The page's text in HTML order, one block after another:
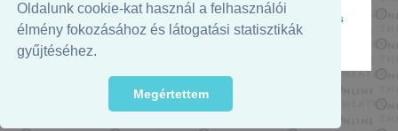
Oldalunk cookie-kat használ a felhasználói
élmény fokozásához és látogatási statisztikák
gyűjtéséhez.
Megértettem
Az oldal megjelenését támogatja:
© 2026. - THEATER Online -theater.hu